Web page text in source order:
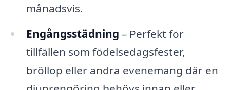
månadsvis.
Engångsstädning – Perfekt för
tillfällen som födelsedagsfester,
bröllop eller andra evenemang där en